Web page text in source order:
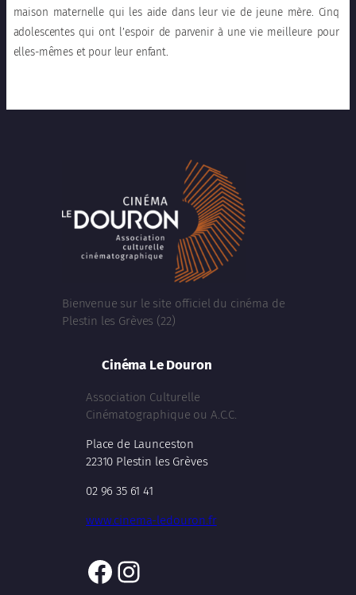
maison maternelle qui les aide dans leur vie de jeune mère. Cinq
adolescentes qui ont l’espoir de parvenir à une vie meilleure pour
elles-mêmes et pour leur enfant.
Bienvenue sur le site officiel du cinéma de
Plestin les Grèves (22)
Cinéma Le Douron
Association Culturelle
Cinématographique ou A.C.C.
Place de Launceston
22310 Plestin les Grèves
02 96 35 61 41
www.cinema-ledouron.fr
Facebook
Instagram